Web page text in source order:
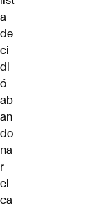
a
de
ci
di
ó
ab
an
do
na
r
el
ca